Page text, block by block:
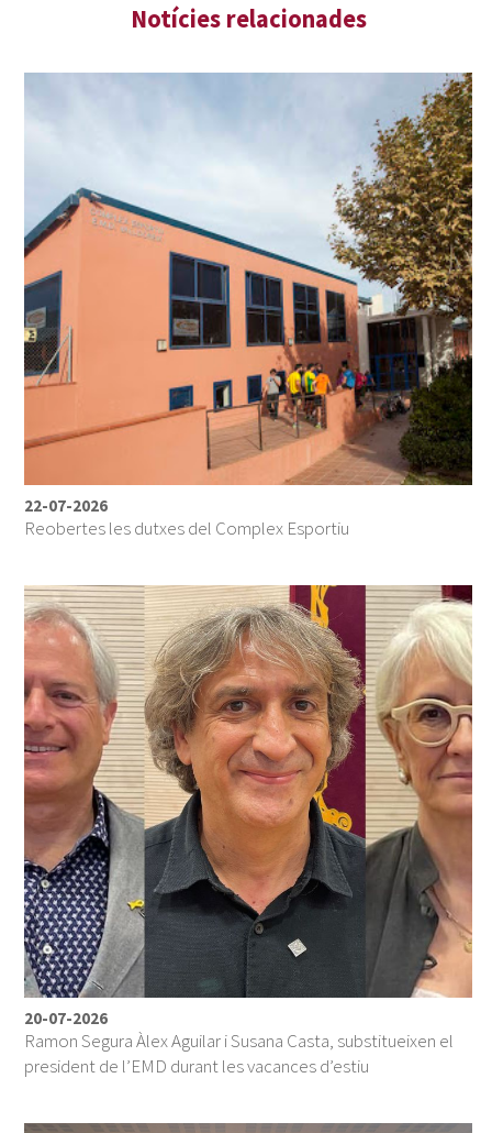
22-07-2026
Reobertes les dutxes del Complex Esportiu
20-07-2026
Ramon Segura Àlex Aguilar i Susana Casta, substitueixen el
president de l’EMD durant les vacances d’estiu